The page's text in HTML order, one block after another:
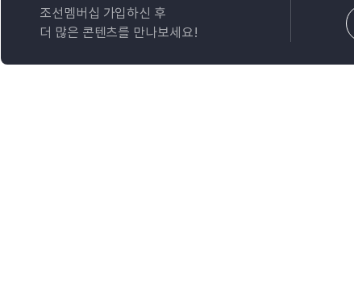
조선멤버십 가입하신 후
더 많은 콘텐츠를 만나보세요!